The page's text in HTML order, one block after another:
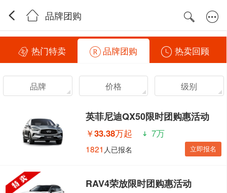
品牌团购
热门特卖 品牌团购 热卖回顾
品牌 价格 级别
英菲尼迪QX50限时团购惠活动
￥33.38万起 7万
1821 人已报名 立即报名
RAV4荣放限时团购惠活动